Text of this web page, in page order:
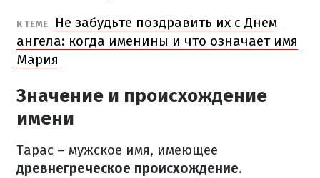
К ТЕМЕ
Не забудьте поздравить их с Днем
ангела: когда именины и что означает имя
Мария
Значение и происхождение
имени
Тарас – мужское имя, имеющее
древнегреческое происхождение.